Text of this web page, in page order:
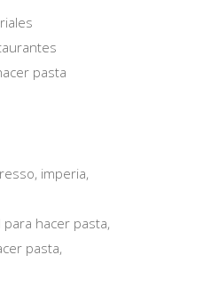
pasta
imperia
hacer pasta
pasta